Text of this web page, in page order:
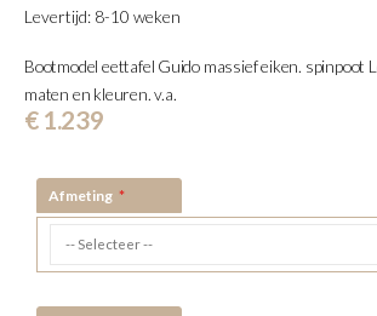
afbeeldingen-
Levertijd: 8-10 weken
Bootmodel eettafel Guido massief eiken. spinpoot
maten en kleuren. v.a.
€ 1.239
Afmeting